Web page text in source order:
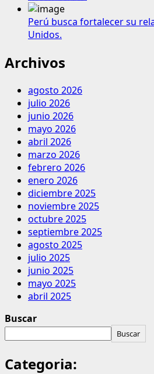
Perú busca fortalecer su
Unidos.
Archivos
agosto 2026
julio 2026
junio 2026
mayo 2026
abril 2026
marzo 2026
febrero 2026
enero 2026
diciembre 2025
noviembre 2025
octubre 2025
septiembre 2025
agosto 2025
julio 2025
junio 2025
mayo 2025
abril 2025
Buscar
Buscar
Categoria: